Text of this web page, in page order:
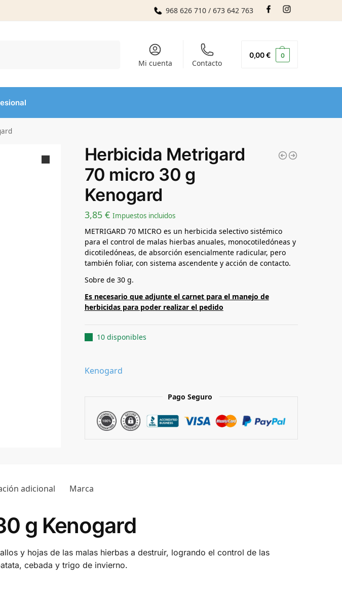
968 626 710 / 673 642 763
Mi cuenta Contacto
0,00€ 0
Herbicida Metrigard
70 micro 30 g
Kenogard
3,85 € Impuestos incluidos
METRIGARD 70 MICRO es un herbicida selectivo sistémico
para el control de malas hierbas anuales, monocotiledóneas y
dicotiledóneas, de absorción esencialmente radicular, pero
también foliar, con sistema ascendente y acción de contacto.
Sobre de 30 g.
Es necesario que adjunte el carnet para el manejo de
herbicidas para poder realizar el pedido
10 disponibles
Kenogard
Pago Seguro
adicional Marca
g Kenogard
y hojas de las malas hierbas a destruir, logrando el control de las
cebada y trigo de invierno.